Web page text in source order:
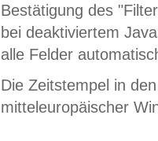
Bestätigung des
bei deaktiviertem
alle Felder
Die Zeitstempel in
mitteleuropäischer